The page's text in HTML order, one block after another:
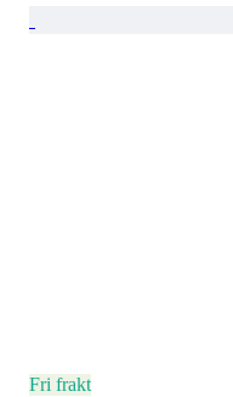
Fri frakt